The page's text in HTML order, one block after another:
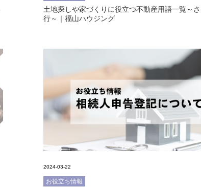
土地探しや家づくりに役立つ不動産用語一覧～さ
行～｜福山ハウジング
2024-03-22
お役立ち情報